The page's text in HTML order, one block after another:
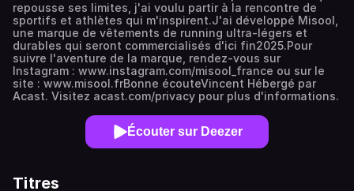
repousse ses limites, j'ai voulu partir à la rencontre de
sportifs et athlètes qui m'inspirent.J'ai développé Misool,
une marque de vêtements de running ultra-légers et
durables qui seront commercialisés d'ici fin2025.Pour
suivre l'aventure de la marque, rendez-vous sur
Instagram : www.instagram.com/misool_france ou sur le
site : www.misool.frBonne écouteVincent Hébergé par
Acast. Visitez acast.com/privacy pour plus d'informations.
Écouter sur Deezer
Titres